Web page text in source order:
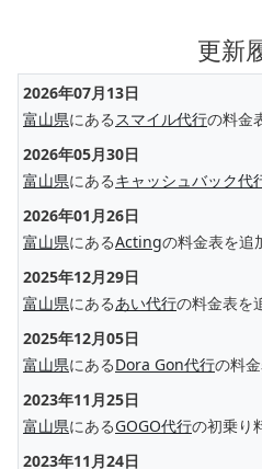
更新
2026年07月13日
富山県にあるスマイル代行の料金
2026年05月30日
富山県にあるキャッシュバック代
2026年01月26日
富山県にあるActingの料金表を追
2025年12月29日
富山県にあるあい代行の料金表を
2025年12月05日
富山県にあるDora Gon代行の料
2023年11月25日
富山県にあるGOGO代行の初乗り
2023年11月24日